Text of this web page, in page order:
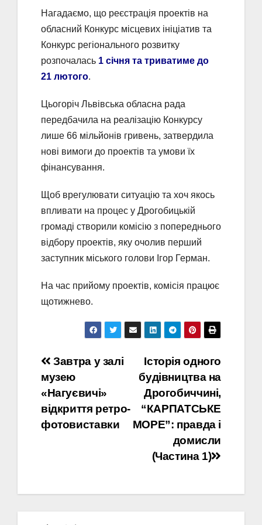
Нагадаємо, що реєстрація проектів на
обласний Конкурс місцевих ініціатив та
Конкурс регіонального розвитку
розпочалась 1 січня та триватиме до
21 лютого.
Цьогоріч Львівська обласна рада
передбачила на реалізацію Конкурсу
лише 66 мільйонів гривень, затвердила
нові вимоги до проектів та умови їх
фінансування.
Щоб врегулювати ситуацію та хоч якось
впливати на процес у Дрогобицькій
громаді створили комісію з попереднього
відбору проектів, яку очолив перший
заступник міського голови Ігор Герман.
На час прийому проектів, комісія працює
щотижнево.
Навігація
записів
Історія одного
будівництва на
Дрогобиччині,
“КАРПАТСЬКЕ
МОРЕ”: правда і
домисли
(Частина 1)
Завтра у залі
музею
«Нагуєвичі»
відкриття ретро-
фотовиставки